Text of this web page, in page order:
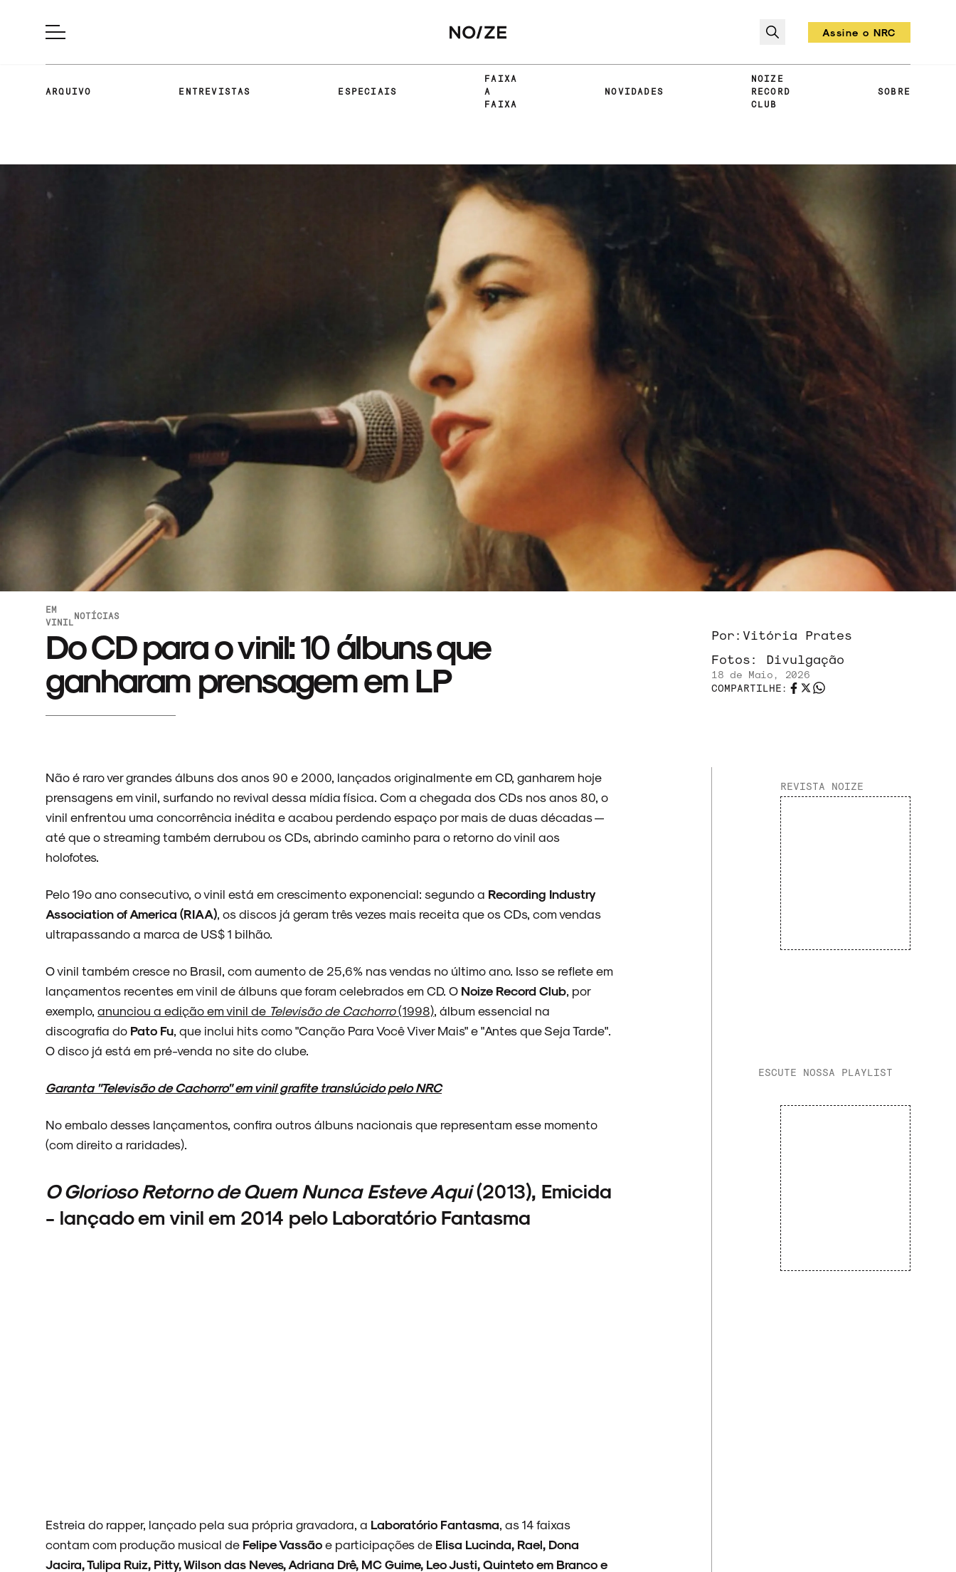
FAIXA A FAIXA
Assine o NRC
ARQUIVO ENTREVISTAS ESPECIAIS
FAIXA
A
FAIXA
NOVIDADES
NOIZE
RECORD
CLUB
SOBRE
EM
VINIL
NOTÍCIAS
Do CD para o vinil: 10 álbuns que
ganharam prensagem em LP
Por: Vitória Prates
Fotos: Divulgação
18 de Maio, 2026
COMPARTILHE:
Não é raro ver grandes álbuns dos anos 90 e 2000, lançados originalmente em CD, ganharem hoje
prensagens em vinil, surfando no revival dessa mídia física. Com a chegada dos CDs nos anos 80, o
vinil enfrentou uma concorrência inédita e acabou perdendo espaço por mais de duas décadas —
até que o streaming também derrubou os CDs, abrindo caminho para o retorno do vinil aos
holofotes.
Pelo 19º ano consecutivo, o vinil está em crescimento exponencial: segundo a Recording Industry
Association of America (RIAA) , os discos já geram três vezes mais receita que os CDs, com vendas
ultrapassando a marca de US$ 1 bilhão.
O vinil também cresce no Brasil, com aumento de 25,6% nas vendas no último ano. Isso se reflete em
lançamentos recentes em vinil de álbuns que foram celebrados em CD. O Noize Record Club , por
exemplo, anunciou a edição em vinil de Televisão de Cachorro(1998) , álbum essencial na
discografia do Pato Fu , que inclui hits como "Canção Para Você Viver Mais" e "Antes que Seja Tarde".
O disco já está em pré-venda no site do clube.
Garanta "Televisão de Cachorro" em vinil grafite translúcido pelo NRC
No embalo desses lançamentos, confira outros álbuns nacionais que representam esse momento
(com direito a raridades).
O Glorioso Retorno de Quem Nunca Esteve Aqui(2013), Emicida
- lançado em vinil em 2014 pelo Laboratório Fantasma
Estreia do rapper, lançado pela sua própria gravadora, a Laboratório Fantasma , as 14 faixas
contam com produção musical de Felipe Vassãoe participações de Elisa Lucinda, Rael, Dona
Jacira, Tulipa Ruiz, Pitty, Wilson das Neves, Adriana Drê, MC Guime, Leo Justi, Quinteto em Branco e
REVISTA NOIZE
ESCUTE NOSSA PLAYLIST